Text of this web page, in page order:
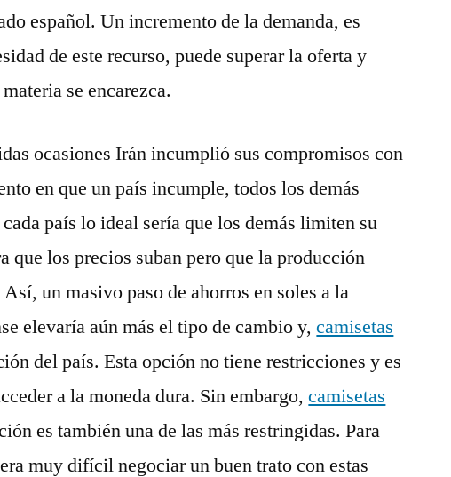
español. Un incremento de la demanda, es
de este recurso, puede superar la oferta y
se encarezca.
ocasiones Irán incumplió sus compromisos con
en que un país incumple, todos los demás
país lo ideal sería que los demás limiten su
que los precios suban pero que la producción
un masivo paso de ahorros en soles a la
elevaría aún más el tipo de cambio y,camisetas
del país. Esta opción no tiene restricciones y es
a la moneda dura. Sin embargo,camisetas
es también una de las más restringidas. Para
muy difícil negociar un buen trato con estas